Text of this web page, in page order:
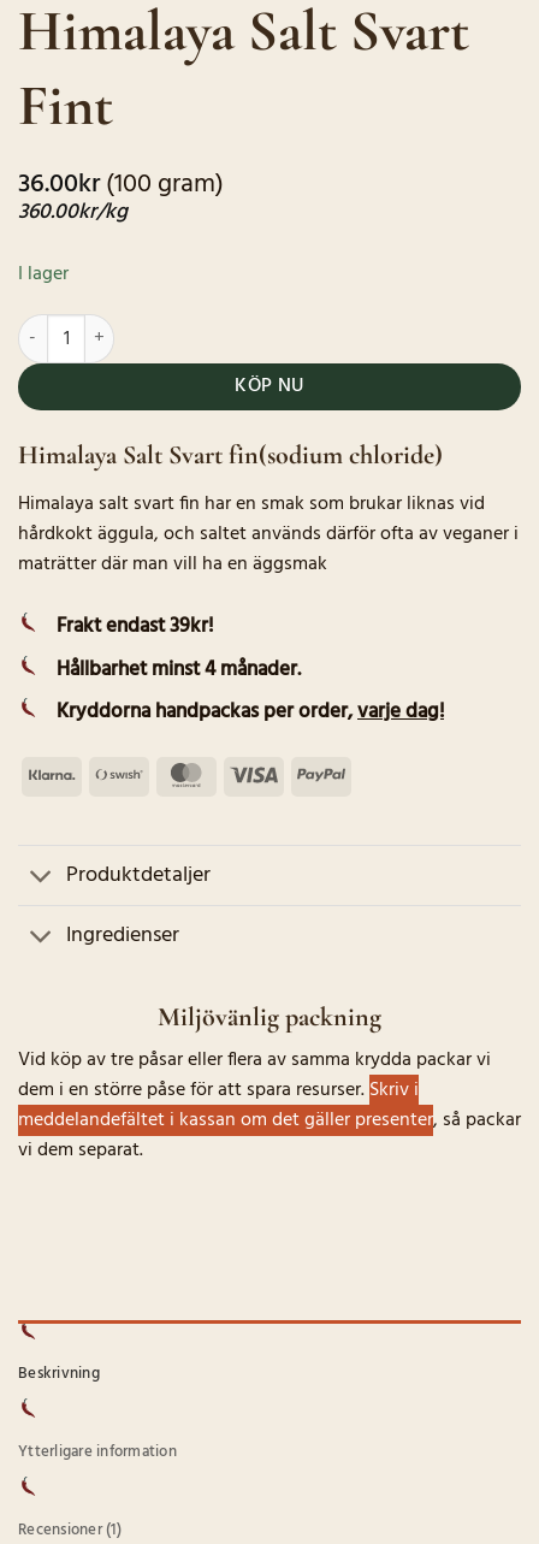
baserat på
kundrecension
Himalaya Salt Svart
Fint
36.00kr(100 gram)
360.00kr/kg
I lager
Himalaya Salt Svart Fint mängd
KÖP NU
Himalaya Salt Svart fin(sodium chloride)
Himalaya salt svart fin har en smak som brukar liknas vid
hårdkokt äggula, och saltet används därför ofta av veganer i
maträtter där man vill ha en äggsmak
Frakt endast 39kr!
Hållbarhet minst 4 månader.
Kryddorna handpackas per order,varje dag!
Klarna Swish
MasterCard
Visa PayPal
Produktdetaljer
Ingredienser
Miljövänlig packning
Vid köp av tre påsar eller flera av samma krydda packar vi
dem i en större påse för att spara resurser.Skriv i
meddelandefältet i kassan om det gäller presenter, så packar
vi dem separat.
Beskrivning
Ytterligare information
Recensioner (1)